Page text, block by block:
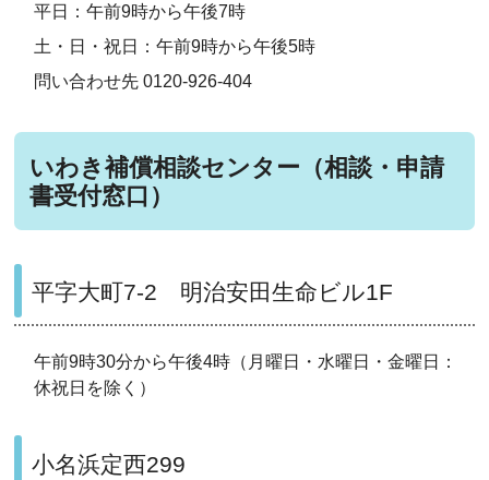
平日：午前9時から午後7時
土・日・祝日：午前9時から午後5時
問い合わせ先 0120-926-404
いわき補償相談センター（相談・申請
書受付窓口）
平字大町7-2 明治安田生命ビル1F
午前9時30分から午後4時（月曜日・水曜日・金曜日：
休祝日を除く）
小名浜定西299